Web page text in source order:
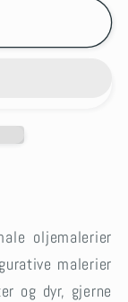
oljemalerier
malerier
og dyr, gjerne